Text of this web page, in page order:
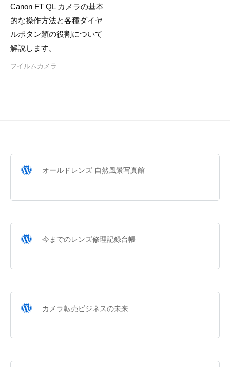
Canon FT QL カメラの基本
的な操作方法と各種ダイヤ
ルボタン類の役割について
解説します。
フイルムカメラ
オールドレンズ 自然風景写真館
今までのレンズ修理記録台帳
カメラ転売ビジネスの未来